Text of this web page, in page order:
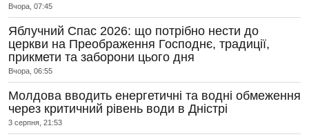
Вчора, 07:45
Яблучний Спас 2026: що потрібно нести до
церкви на Преображення Господнє, традиції,
прикмети та заборони цього дня
Вчора, 06:55
Молдова вводить енергетичні та водні обмеження
через критичний рівень води в Дністрі
3 серпня, 21:53